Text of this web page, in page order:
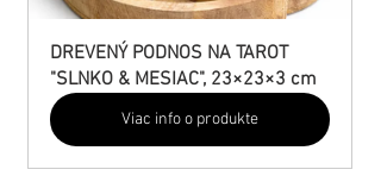
DREVENÝ PODNOS NA TAROT
"SLNKO & MESIAC", 23×23×3 cm
Viac info o produkte